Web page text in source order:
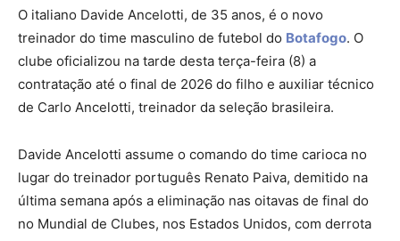
O italiano Davide Ancelotti, de 35 anos, é o novo
treinador do time masculino de futebol do Botafogo. O
clube oficializou na tarde desta terça-feira (8) a
contratação até o final de 2026 do filho e auxiliar técnico
de Carlo Ancelotti, treinador da seleção brasileira.
Davide Ancelotti assume o comando do time carioca no
lugar do treinador português Renato Paiva, demitido na
última semana após a eliminação nas oitavas de final do
no Mundial de Clubes, nos Estados Unidos, com derrota